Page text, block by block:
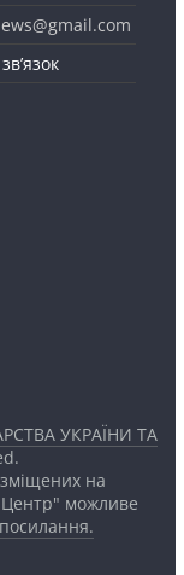
УКРАЇНИ ТА
на
Центр" можливе